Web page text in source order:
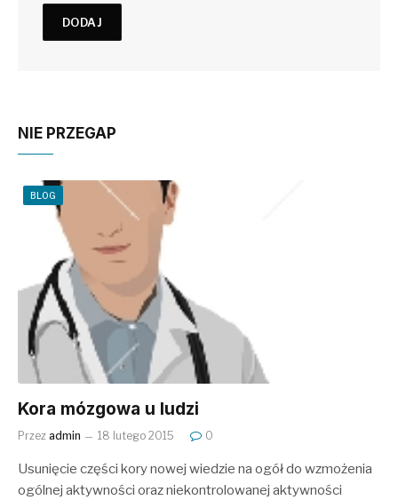
NIE PRZEGAP
BLOG
Kora mózgowa u ludzi
Przez admin 18 lutego 2015 0
Usunięcie części kory nowej wiedzie na ogół do wzmożenia
ogólnej aktywności oraz niekontrolowanej aktywności